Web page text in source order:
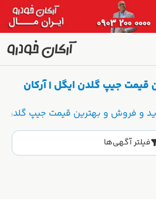
قیمت جیپ گلدن ایگل | آرکان
و فروش و بهترین قیمت جیپ گلدن
فیلتر آگهی‌ها